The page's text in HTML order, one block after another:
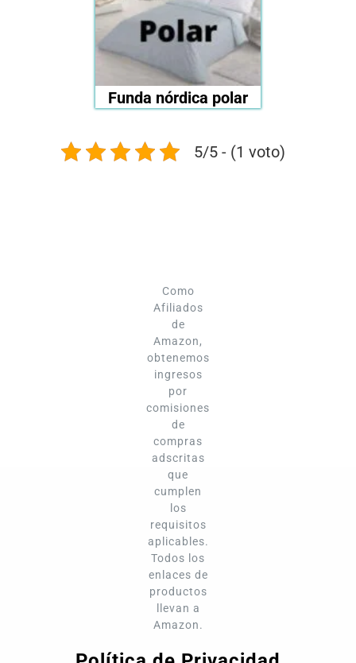
Funda nórdica polar
5/5 - (1 voto)
Como
Afiliados
de
Amazon,
obtenemos
ingresos
por
comisiones
de
compras
adscritas
que
cumplen
los
requisitos
aplicables.
Todos los
enlaces de
productos
llevan a
Amazon.